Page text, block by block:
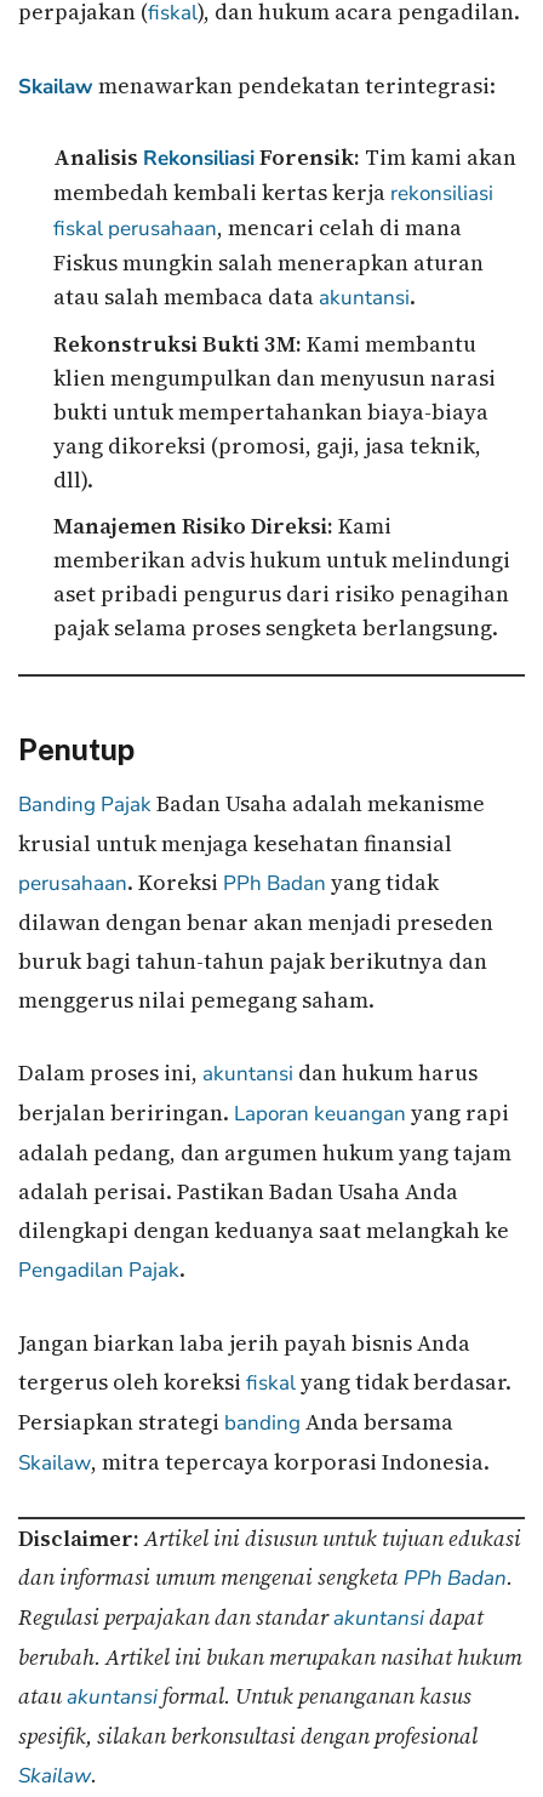
perpajakan (fiskal), dan hukum acara pengadilan.
Skailawmenawarkan pendekatan terintegrasi:
Analisis RekonsiliasiForensik: Tim kami akan
membedah kembali kertas kerja rekonsiliasi
fiskal perusahaan, mencari celah di mana
Fiskus mungkin salah menerapkan aturan
atau salah membaca data akuntansi.
Rekonstruksi Bukti 3M: Kami membantu
klien mengumpulkan dan menyusun narasi
bukti untuk mempertahankan biaya-biaya
yang dikoreksi (promosi, gaji, jasa teknik,
dll).
Manajemen Risiko Direksi: Kami
memberikan advis hukum untuk melindungi
aset pribadi pengurus dari risiko penagihan
pajak selama proses sengketa berlangsung.
Penutup
Banding PajakBadan Usaha adalah mekanisme
krusial untuk menjaga kesehatan finansial
perusahaan. Koreksi PPh Badan yang tidak
dilawan dengan benar akan menjadi preseden
buruk bagi tahun-tahun pajak berikutnya dan
menggerus nilai pemegang saham.
Dalam proses ini, akuntansi dan hukum harus
berjalan beriringan. Laporan keuangan yang rapi
adalah pedang, dan argumen hukum yang tajam
adalah perisai. Pastikan Badan Usaha Anda
dilengkapi dengan keduanya saat melangkah ke
Pengadilan Pajak.
Jangan biarkan laba jerih payah bisnis Anda
tergerus oleh koreksi fiskalyang tidak berdasar.
Persiapkan strategi banding Anda bersama
Skailaw, mitra tepercaya korporasi Indonesia.
Disclaimer: Artikel ini disusun untuk tujuan edukasi
dan informasi umum mengenai sengketa PPh Badan.
Regulasi perpajakan dan standarakuntansidapat
berubah. Artikel ini bukan merupakan nasihat hukum
atauakuntansiformal. Untuk penanganan kasus
spesifik, silakan berkonsultasi dengan profesional
Skailaw.